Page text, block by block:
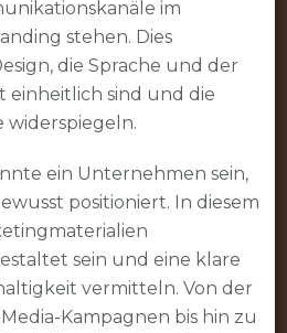
im
stehen. Dies
die Sprache und der
einheitlich sind und die
ein Unternehmen sein,
positioniert. In diesem
sein und eine klare
vermitteln. Von der
Kampagnen bis hin zu